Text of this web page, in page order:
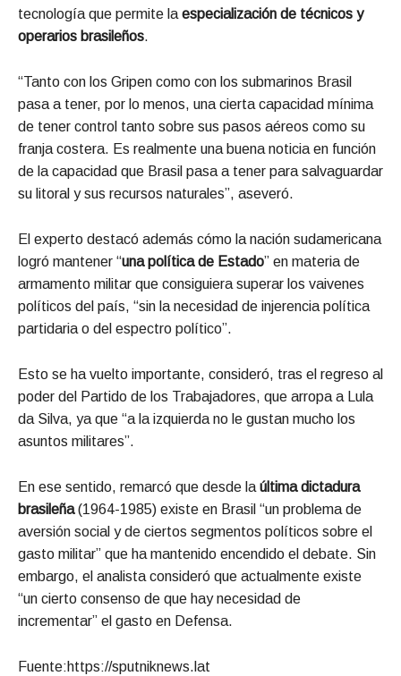
tecnología que permite la especialización de técnicos y
operarios brasileños.
“Tanto con los Gripen como con los submarinos Brasil
pasa a tener, por lo menos, una cierta capacidad mínima
de tener control tanto sobre sus pasos aéreos como su
franja costera. Es realmente una buena noticia en función
de la capacidad que Brasil pasa a tener para salvaguardar
su litoral y sus recursos naturales”, aseveró.
El experto destacó además cómo la nación sudamericana
logró mantener “una política de Estado” en materia de
armamento militar que consiguiera superar los vaivenes
políticos del país, “sin la necesidad de injerencia política
partidaria o del espectro político”.
Esto se ha vuelto importante, consideró, tras el regreso al
poder del Partido de los Trabajadores, que arropa a Lula
da Silva, ya que “a la izquierda no le gustan mucho los
asuntos militares”.
En ese sentido, remarcó que desde la última dictadura
brasileña(1964-1985) existe en Brasil “un problema de
aversión social y de ciertos segmentos políticos sobre el
gasto militar” que ha mantenido encendido el debate. Sin
embargo, el analista consideró que actualmente existe
“un cierto consenso de que hay necesidad de
incrementar” el gasto en Defensa.
Fuente:https://sputniknews.lat